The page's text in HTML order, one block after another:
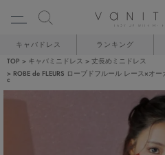
キャバドレス ランキング
TOP キャバミニドレス
丈長めミニドレス
ROBE de FLEURS ローブドフルール レース×オ
c